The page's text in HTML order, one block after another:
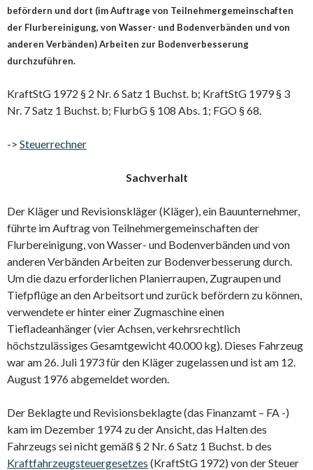
befördern und dort (im Auftrage von Teilnehmergemeinschaften
der Flurbereinigung, von Wasser- und Bodenverbänden und von
anderen Verbänden) Arbeiten zur Bodenverbesserung
durchzuführen.
KraftStG 1972 § 2 Nr. 6 Satz 1 Buchst. b; KraftStG 1979 § 3
Nr. 7 Satz 1 Buchst. b; FlurbG § 108 Abs. 1; FGO § 68.
-> Steuerrechner
Sachverhalt
Der Kläger und Revisionskläger (Kläger), ein Bauunternehmer,
führte im Auftrag von Teilnehmergemeinschaften der
Flurbereinigung, von Wasser- und Bodenverbänden und von
anderen Verbänden Arbeiten zur Bodenverbesserung durch.
Um die dazu erforderlichen Planierraupen, Zugraupen und
Tiefpflüge an den Arbeitsort und zurück befördern zu können,
verwendete er hinter einer Zugmaschine einen
Tiefladeanhänger (vier Achsen, verkehrsrechtlich
höchstzulässiges Gesamtgewicht 40.000 kg). Dieses Fahrzeug
war am 26. Juli 1973 für den Kläger zugelassen und ist am 12.
August 1976 abgemeldet worden.
Der Beklagte und Revisionsbeklagte (das Finanzamt – FA -)
kam im Dezember 1974 zu der Ansicht, das Halten des
Fahrzeugs sei nicht gemäß § 2 Nr. 6 Satz 1 Buchst. b des
Kraftfahrzeugsteuergesetzes (KraftStG 1972) von der Steuer